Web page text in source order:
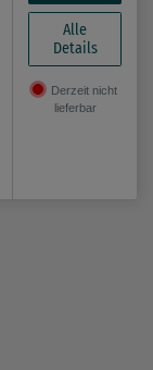
Alle
Details
Derzeit nicht
lieferbar